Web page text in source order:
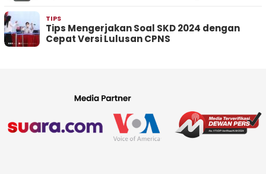
TIPS
Tips Mengerjakan Soal SKD 2024 dengan
Cepat Versi Lulusan CPNS